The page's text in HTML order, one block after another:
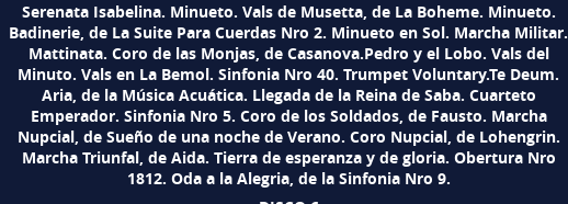
Serenata Isabelina. Minueto. Vals de Musetta, de La Boheme. Minueto.
Badinerie, de La Suite Para Cuerdas Nro 2. Minueto en Sol. Marcha Militar.
Mattinata. Coro de las Monjas, de Casanova.Pedro y el Lobo. Vals del
Minuto. Vals en La Bemol. Sinfonia Nro 40. Trumpet Voluntary.Te Deum.
Aria, de la Música Acuática. Llegada de la Reina de Saba. Cuarteto
Emperador. Sinfonia Nro 5. Coro de los Soldados, de Fausto. Marcha
Nupcial, de Sueño de una noche de Verano. Coro Nupcial, de Lohengrin.
Marcha Triunfal, de Aida. Tierra de esperanza y de gloria. Obertura Nro
1812. Oda a la Alegria, de la Sinfonia Nro 9.